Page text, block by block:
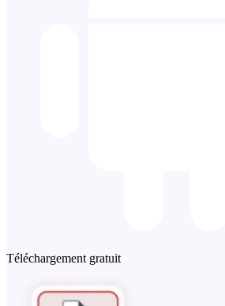
Téléchargement gratuit